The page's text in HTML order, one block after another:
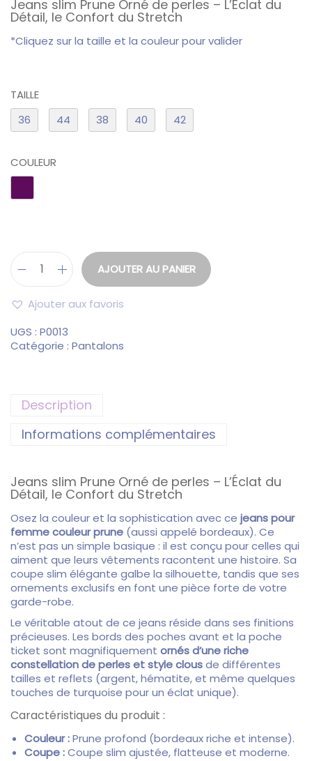
Jeans slim Prune Orné de perles – L’Éclat du
Détail, le Confort du Stretch
*Cliquez sur la taille et la couleur pour valider
TAILLE
36
44 38 40 42
COULEUR
AJOUTER AU PANIER
Ajouter aux favoris
UGS : P0013
Catégorie : Pantalons
Description
Informations complémentaires
Jeans slim Prune Orné de perles – L’Éclat du
Détail, le Confort du Stretch
Osez la couleur et la sophistication avec ce jeans pour
femme couleur prune (aussi appelé bordeaux). Ce
n’est pas un simple basique : il est conçu pour celles qui
aiment que leurs vêtements racontent une histoire. Sa
coupe slim élégante galbe la silhouette, tandis que ses
ornements exclusifs en font une pièce forte de votre
garde-robe.
Le véritable atout de ce jeans réside dans ses finitions
précieuses. Les bords des poches avant et la poche
ticket sont magnifiquement ornés d’une riche
constellation de perles et style clousde différentes
tailles et reflets (argent,hématite,et même quelques
touches de turquoise pour un éclat unique).
Caractéristiques du produit :
Couleur :Prune profond (bordeaux riche et intense).
Coupe :Coupe slim ajustée, flatteuse et moderne.